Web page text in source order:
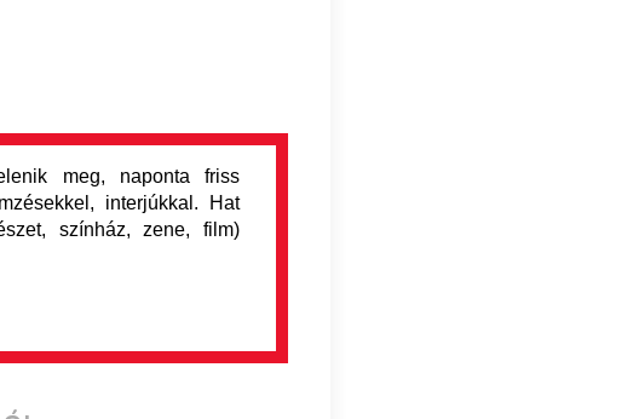
meg, naponta friss
interjúkkal. Hat
színház, zene, film)